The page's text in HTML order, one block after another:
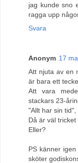
jag kunde sno
ragga upp
Svara
Anonym 17
Att njuta av en
är bara ett
Att vara
stackars 23-
"Allt har sin tid",
Då är väl
Eller?
PS känner
sköter